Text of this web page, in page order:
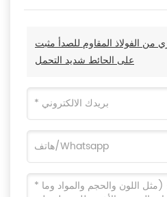
من الفولاذ المقاوم للصدأ مثبت
على الحائط شديد التحمل